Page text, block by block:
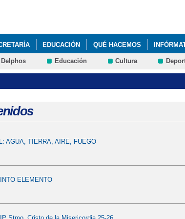
EDUCACIÓN QUÉ HACEMOS
Delphos Educación Cultura
AGUA, TIERRA, AIRE, FUEGO
ELEMENTO